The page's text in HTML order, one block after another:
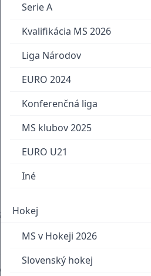
Serie A
Kvalifikácia MS 2026
Liga Národov
EURO 2024
Konferenčná liga
MS klubov 2025
EURO U21
Iné
Hokej
MS v Hokeji 2026
Slovenský hokej
Klub predstavil
šialenú prestrelku! V